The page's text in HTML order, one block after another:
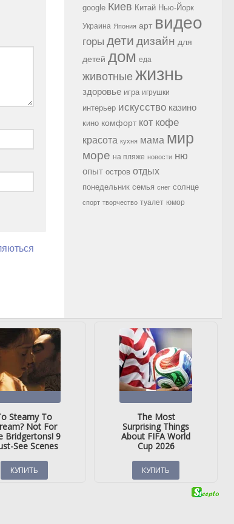
google Киев Китай Нью-Йорк
Украина Япония арт видео
горы дети дизайн для
детей дом еда
животные жизнь
здоровье игра игрушки
интерьер искусство казино
кино комфорт кот кофе
красота кухня мама мир
море на пляже новости ню
опыт остров отдых
понедельник семья снег солнце
спорт творчество туалет юмор